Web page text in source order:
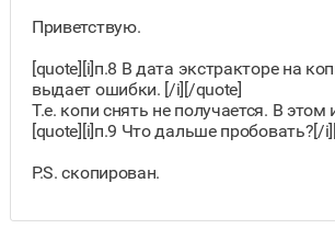
Приветствую.
[quote][i]п.8 В дата экстракторе на
выдает ошибки. [/i][/quote]
Т.е. копи снять не получается. В этом
[quote][i]п.9 Что дальше пробовать?[/
P.S. скопирован.